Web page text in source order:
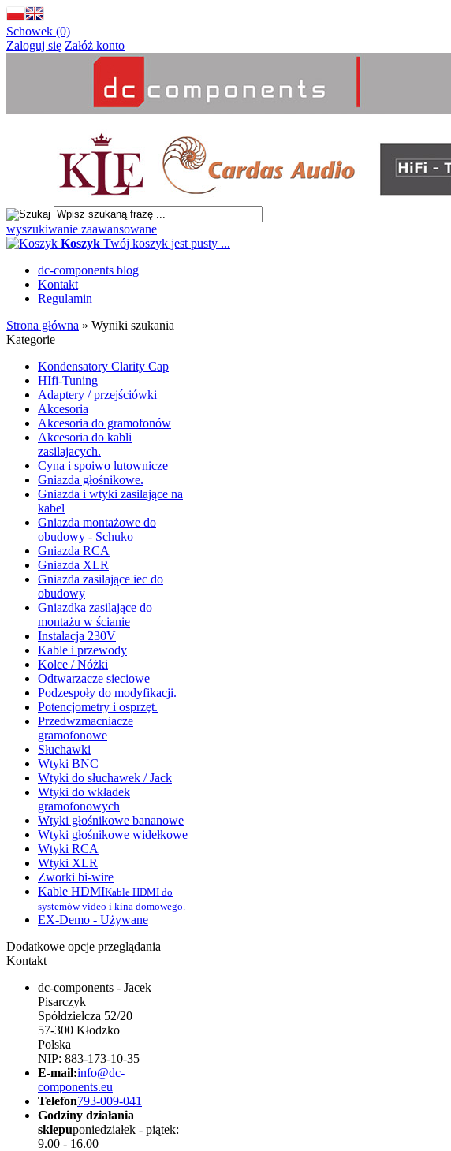
Schowek (0)
Zaloguj się Załóż konto
wyszukiwanie zaawansowane
Koszyk Twój koszyk jest pusty ...
dc-components blog
Kontakt
Regulamin
Strona główna » Wyniki szukania
Kategorie
Kondensatory Clarity Cap
HIfi-Tuning
Adaptery / przejściówki
Akcesoria
Akcesoria do gramofonów
Akcesoria do kabli
zasilajacych.
Cyna i spoiwo lutownicze
Gniazda głośnikowe.
Gniazda i wtyki zasilające na
kabel
Gniazda montażowe do
obudowy - Schuko
Gniazda RCA
Gniazda XLR
Gniazda zasilające iec do
obudowy
Gniazdka zasilające do
montażu w ścianie
Instalacja 230V
Kable i przewody
Kolce / Nóżki
Odtwarzacze sieciowe
Podzespoły do modyfikacji.
Potencjometry i osprzęt.
Przedwzmacniacze
gramofonowe
Słuchawki
Wtyki BNC
Wtyki do słuchawek / Jack
Wtyki do wkładek
gramofonowych
Wtyki głośnikowe bananowe
Wtyki głośnikowe widełkowe
Wtyki RCA
Wtyki XLR
Zworki bi-wire
Kable HDMIKable HDMI do
systemów video i kina domowego.
EX-Demo - Używane
Dodatkowe opcje przeglądania
Kontakt
dc-components - Jacek
Pisarczyk
Spółdzielcza 52/20
57-300 Kłodzko
Polska
NIP: 883-173-10-35
E-mail:info@dc-
components.eu
Telefon793-009-041
Godziny działania
sklepuponiedziałek - piątek:
9.00 - 16.00